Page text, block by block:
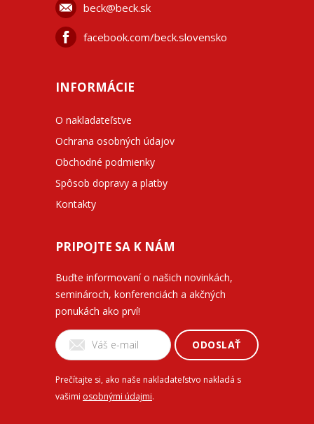
beck@beck.sk
facebook.com/beck.slovensko
INFORMÁCIE
O nakladateľstve
Ochrana osobných údajov
Obchodné podmienky
Spôsob dopravy a platby
Kontakty
PRIPOJTE SA K NÁM
Buďte informovaní o našich novinkách,
seminároch, konferenciách a akčných
ponukách ako prví!
ODOSLAŤ
Prečítajte si, ako naše nakladateľstvo nakladá s
vašimi osobnými údajmi.